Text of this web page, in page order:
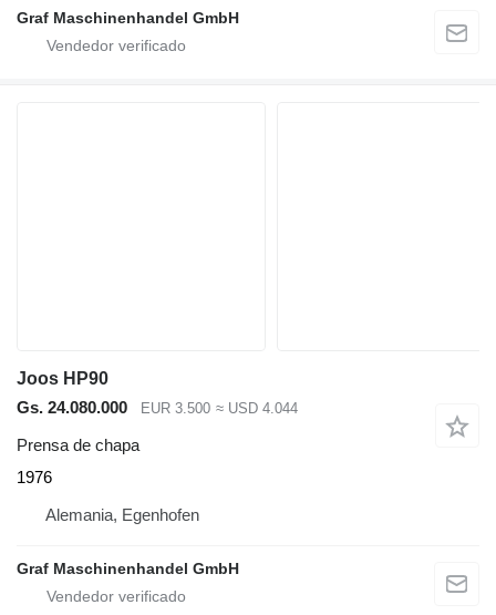
Graf Maschinenhandel GmbH
Joos HP90
Gs. 24.080.000
EUR 3.500 ≈ USD 4.044
Prensa de chapa
1976
Alemania, Egenhofen
Graf Maschinenhandel GmbH